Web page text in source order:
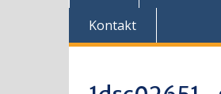
Kontakt